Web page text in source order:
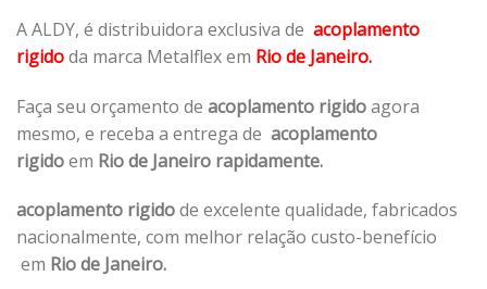
A ALDY, é distribuidora exclusiva de acoplamento
rigidoda marca Metalflex em Rio de Janeiro.
Faça seu orçamento de acoplamento rigidoagora
mesmo, e receba a entrega de acoplamento
rigidoem Rio de Janeiro rapidamente.
acoplamento rigidode excelente qualidade, fabricados
nacionalmente, com melhor relação custo-benefício
em Rio de Janeiro.